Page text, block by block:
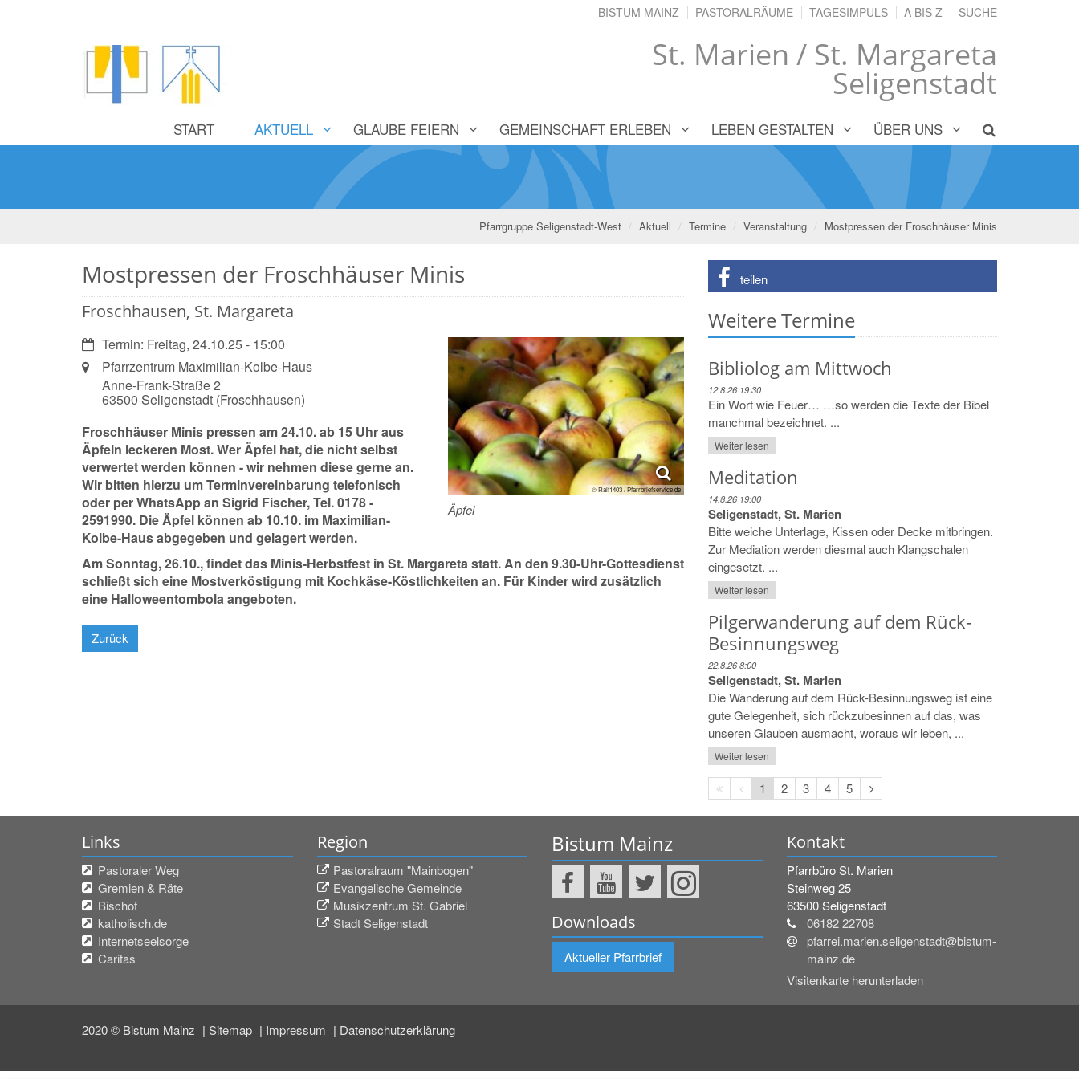
St. Marien / St. Margareta
Seligenstadt
BISTUM MAINZ PASTORALRÄUME TAGESIMPULS A BIS Z SUCHE
START AKTUELL GLAUBE FEIERN GEMEINSCHAFT ERLEBEN LEBEN GESTALTEN ÜBER UNS
Pfarrgruppe Seligenstadt-West Aktuell Termine Veranstaltung Mostpressen der Froschhäuser Minis
Mostpressen der Froschhäuser Minis
Froschhausen, St. Margareta
© Ralf1403 / Pfarrbriefservice.de
Äpfel
Datum:Termin: Freitag, 24.10.25 - 15:00
Ort: Pfarrzentrum Maximilian-Kolbe-Haus
Anne-Frank-Straße 2
63500 Seligenstadt (Froschhausen)
Froschhäuser Minis pressen am 24.10. ab 15 Uhr aus
Äpfeln leckeren Most. Wer Äpfel hat, die nicht selbst
verwertet werden können - wir nehmen diese gerne an.
Wir bitten hierzu um Terminvereinbarung telefonisch
oder per WhatsApp an Sigrid Fischer, Tel. 0178 -
2591990. Die Äpfel können ab 10.10. im Maximilian-
Kolbe-Haus abgegeben und gelagert werden.
Am Sonntag, 26.10., findet das Minis-Herbstfest in St. Margareta statt. An den 9.30-Uhr-Gottesdienst
schließt sich eine Mostverköstigung mit Kochkäse-Köstlichkeiten an. Für Kinder wird zusätzlich
eine Halloweentombola angeboten.
Zurück
teilen
Weitere Termine
Bibliolog am Mittwoch
12.8.26 19:30
Ein Wort wie Feuer… …so werden die Texte der Bibel
manchmal bezeichnet. ...
Weiter lesen
Meditation
14.8.26 19:00
Seligenstadt, St. Marien
Bitte weiche Unterlage, Kissen oder Decke mitbringen.
Zur Mediation werden diesmal auch Klangschalen
eingesetzt. ...
Weiter lesen
Pilgerwanderung auf dem Rück-
Besinnungsweg
22.8.26 8:00
Seligenstadt, St. Marien
Die Wanderung auf dem Rück-Besinnungsweg ist eine
gute Gelegenheit, sich rückzubesinnen auf das, was
unseren Glauben ausmacht, woraus wir leben, ...
Weiter lesen
Erste
Seite
Vorherige
Seite
1 2 3 4 5
Nächste
Seite
Links
Pastoraler Weg
Gremien & Räte
Bischof
katholisch.de
Internetseelsorge
Caritas
Region
Pastoralraum "Mainbogen"
Evangelische Gemeinde
Musikzentrum St. Gabriel
Stadt Seligenstadt
Bistum Mainz
Downloads
Aktueller Pfarrbrief
Kontakt
Pfarrbüro St. Marien
Steinweg 25
63500 Seligenstadt
06182 22708
pfarrei.marien.seligenstadt@bistum-
mainz.de
Visitenkarte herunterladen
2020 © Bistum Mainz Sitemap Impressum Datenschutzerklärung